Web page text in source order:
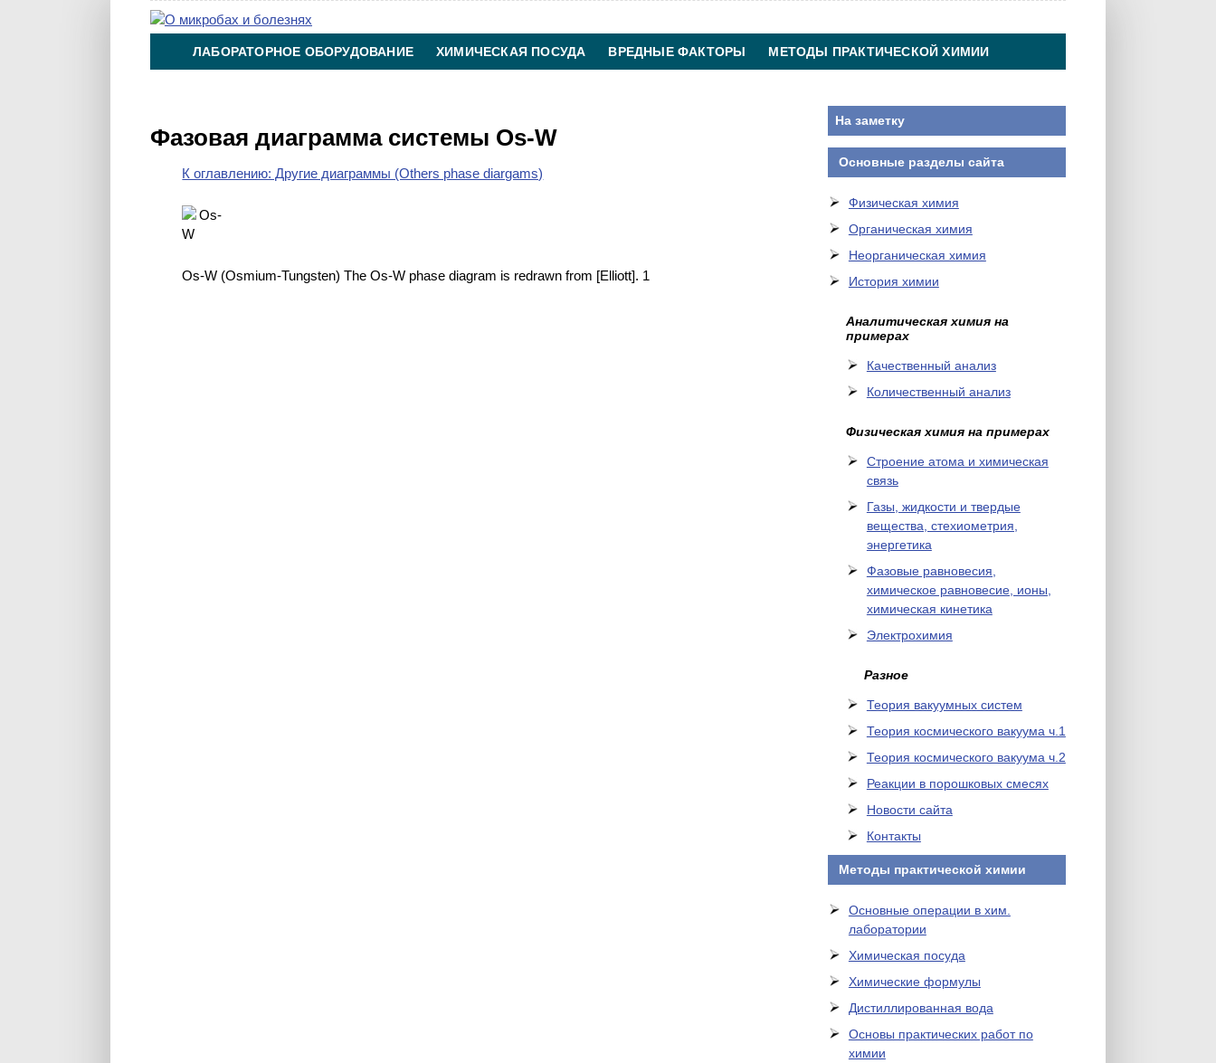
ЛАБОРАТОРНОЕ ОБОРУДОВАНИЕ ХИМИЧЕСКАЯ ПОСУДА ВРЕДНЫЕ ФАКТОРЫ МЕТОДЫ ПРАКТИЧЕСКОЙ ХИМИИ
Фазовая диаграмма системы Os-W
К оглавлению: Другие диаграммы (Others phase diargams)
Os-W (Osmium-Tungsten) The Os-W phase diagram is redrawn from [Elliott]. 1
На заметку
Основные разделы сайта
Физическая химия
Органическая химия
Неорганическая химия
История химии
Аналитическая химия на
примерах
Качественный анализ
Количественный анализ
Физическая химия на примерах
Cтроение атома и химическая
связь
Газы, жидкости и твердые
вещества, стехиометрия,
энергетика
Фазовые равновесия,
химическое равновесие, ионы,
химическая кинетика
Электрохимия
Разное
Теория вакуумных систем
Теория космического вакуума ч.1
Теория космического вакуума ч.2
Реакции в порошковых смесях
Новости сайта
Контакты
Методы практической химии
Основные операции в хим.
лаборатории
Химическая посуда
Химические формулы
Дистиллированная вода
Основы практических работ по
химии